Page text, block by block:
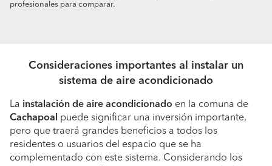
profesionales para comparar.
Consideraciones importantes al instalar un
sistema de aire acondicionado
La instalación de aire acondicionado en la comuna de
Cachapoal
puede significar una inversión importante,
pero que traerá grandes beneficios a todos los
residentes o usuarios del espacio que se ha
complementado con este sistema. Considerando los